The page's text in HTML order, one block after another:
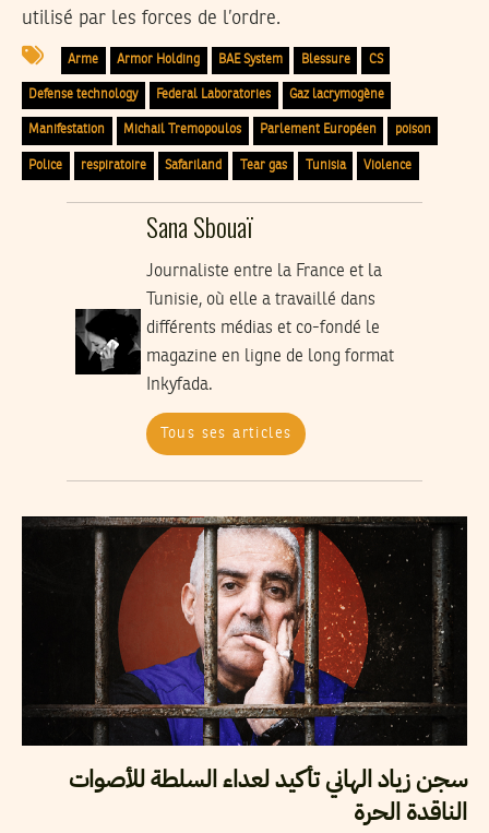
utilisé par les forces de l’ordre.
Arme Armor Holding BAE System Blessure CS
Defense technology Federal Laboratories Gaz lacrymogène
Manifestation Michail Tremopoulos Parlement Européen poison
Police respiratoire Safariland Tear gas Tunisia Violence
Sana Sbouaï
Journaliste entre la France et la
Tunisie, où elle a travaillé dans
différents médias et co-fondé le
magazine en ligne de long format
Inkyfada.
Tous ses articles
سجن زياد الهاني تأكيد لعداء السلطة للأصوات
الناقدة الحرة